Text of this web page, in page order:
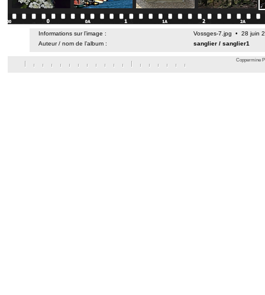
Informations sur l’image :
Vossges-7.jpg • 28 juin
Auteur / nom de l’album :
sanglier / sanglier1
Coppermine